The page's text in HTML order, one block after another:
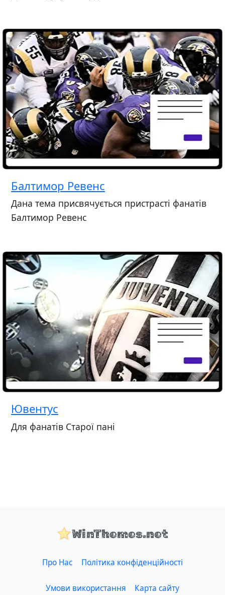
Балтимор Ревенс
Дана тема присвячується пристрасті фанатів
Балтимор Ревенс
Ювентус
Для фанатів Старої пані
WinThemes.net
Про Нас Політика конфіденційності
Умови використання Карта сайту